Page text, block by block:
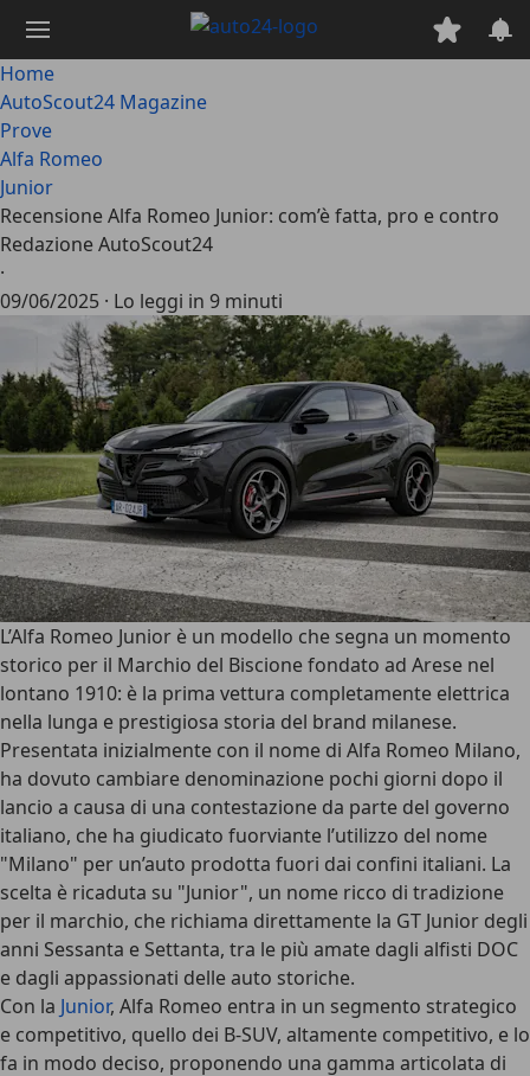
contenuto
principale
Home
AutoScout24 Magazine
Prove
Alfa Romeo
Junior
Recensione Alfa Romeo Junior: com’è fatta, pro e contro
Redazione AutoScout24
·
09/06/2025 · Lo leggi in 9 minuti
L’Alfa Romeo Junior è un modello che segna un momento
storico per il Marchio del Biscione fondato ad Arese nel
lontano 1910: è la prima vettura completamente elettrica
nella lunga e prestigiosa storia del brand milanese.
Presentata inizialmente con il nome di Alfa Romeo Milano,
ha dovuto cambiare denominazione pochi giorni dopo il
lancio a causa di una contestazione da parte del governo
italiano, che ha giudicato fuorviante l’utilizzo del nome
"Milano" per un’auto prodotta fuori dai confini italiani. La
scelta è ricaduta su "Junior", un nome ricco di tradizione
per il marchio, che richiama direttamente la GT Junior degli
anni Sessanta e Settanta, tra le più amate dagli alfisti DOC
e dagli appassionati delle auto storiche.
Con la Junior, Alfa Romeo entra in un segmento strategico
e competitivo, quello dei B-SUV, altamente competitivo, e lo
fa in modo deciso, proponendo una gamma articolata di